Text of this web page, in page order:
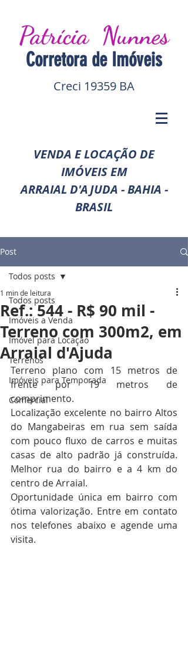
Patrícia Nunnes
Corretora de Imóveis
Creci 19359 BA
VENDA E LOCAÇÃO DE
IMÓVEIS EM
ARRAIAL D'AJUDA - BAHIA -
BRASIL
Post
Todos posts
Imóveis a Venda
Imóvel para Locação
Terrenos
Imóveis para Temporada
Comercial
Todos posts
Ref.: 544 - R$ 90 mil -
Terreno com 300m2, em
Arraial d'Ajuda
1 min de leitura
Terreno plano com 15 metros de
frente por 19 metros de
comprimento.
Localização excelente no bairro Altos
do Mangabeiras em rua sem saída
com pouco fluxo de carros e muitas
casas de alto padrão já construída.
Melhor rua do bairro e a 4 km do
centro de Arraial.
Oportunidade única em bairro com
ótima valorização. Entre em contato
nos telefones abaixo e agende uma
visita.